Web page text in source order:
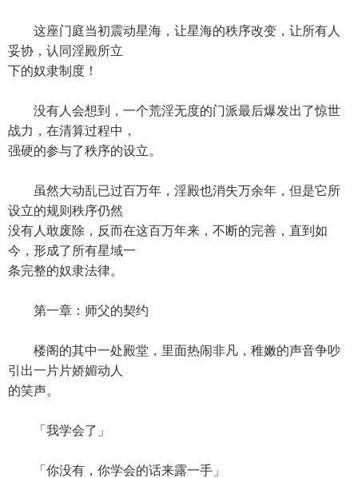
这座门庭当初震动星海，让星海的秩序改变，让所有人
妥协，认同淫殿所立
下的奴隶制度！
没有人会想到，一个荒淫无度的门派最后爆发出了惊世
战力，在清算过程中，
强硬的参与了秩序的设立。
虽然大动乱已过百万年，淫殿也消失万余年，但是它所
设立的规则秩序仍然
没有人敢废除，反而在这百万年来，不断的完善，直到如
今，形成了所有星域一
条完整的奴隶法律。
第一章：师父的契约
楼阁的其中一处殿堂，里面热闹非凡，稚嫩的声音争吵
引出一片片娇媚动人
的笑声。
「我学会了」
「你没有，你学会的话来露一手」